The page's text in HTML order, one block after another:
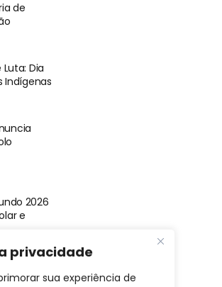
privacidade
sua experiência de
de
Dia
Indígenas
2026
e